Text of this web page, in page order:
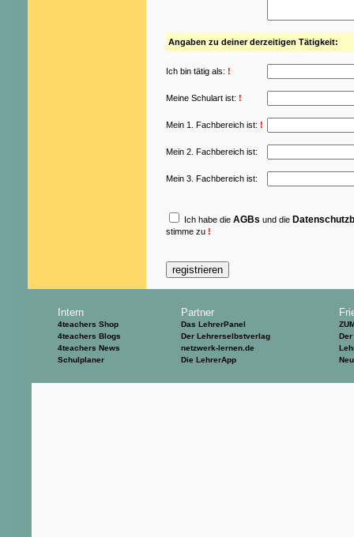
Angaben zu deiner derzeitigen Tätigkeit:
Ich bin tätig als: !
Meine Schulart ist: !
Mein 1. Fachbereich ist: !
Mein 2. Fachbereich ist:
Mein 3. Fachbereich ist:
Ich habe die AGBs und die
stimme zu !
Intern
4teachers Shop
4teachers Blogs
4teachers News
Schulplaner
Partner
Das LehrerPanel
Der Lehrerselbstverlag
netzwerk-lernen.de
Die LehrerApp